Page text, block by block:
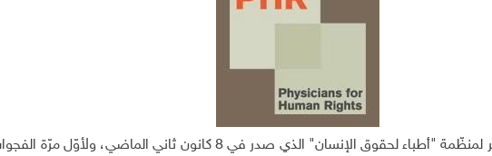
حلّل تقرير لمنظّمة "أطباء لحقوق الإنسان" الذي صدر في 8 كانون ثاني